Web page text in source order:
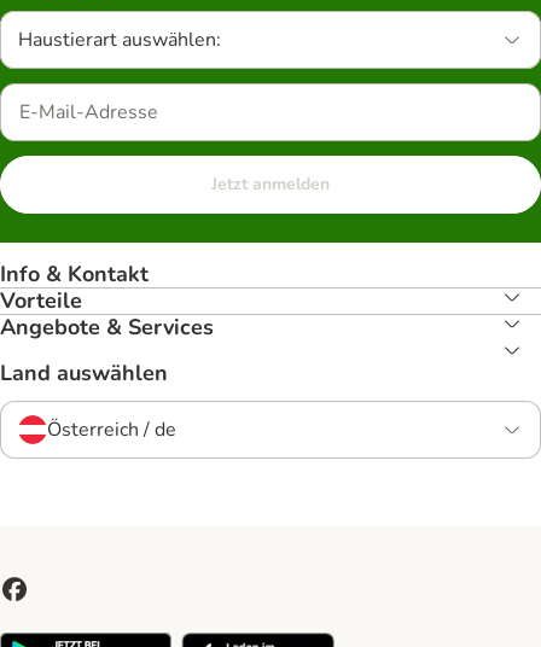
Haustierart auswählen:
Jetzt anmelden
Info & Kontakt
Vorteile
Angebote & Services
Land auswählen
Österreich / de